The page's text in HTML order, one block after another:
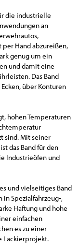
die industrielle
an
per Hand abzureißen,
genug um ein
und damit eine
Das Band
über Konturen
hohen Temperaturen
sind. Mit seiner
das Band für den
Industrieöfen und
und vielseitiges Band
in Spezialfahrzeug-,
Haftung und hohe
einfachen
es zu einer
Lackierprojekt.